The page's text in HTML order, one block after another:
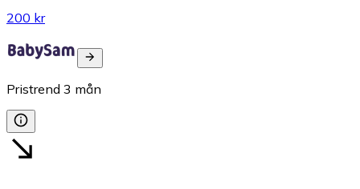
200 kr
Pristrend 3 mån